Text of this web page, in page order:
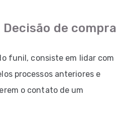
de compra
funil, consiste em lidar com
processos anteriores e
o contato de um